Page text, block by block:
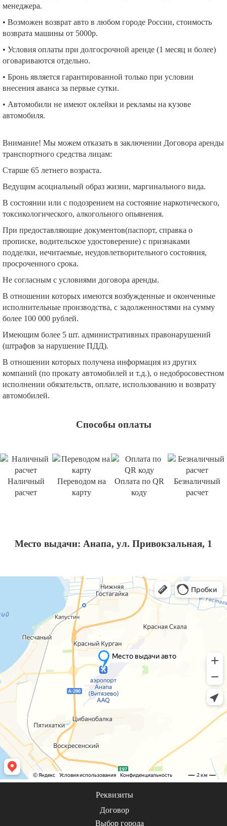
менеджера.
• Возможен возврат авто в любом городе России, стоимость
возврата машины от 5000р.
• Условия оплаты при долгосрочной аренде (1 месяц и более)
оговариваются отдельно.
• Бронь является гарантированной только при условии
внесения аванса за первые сутки.
• Автомобили не имеют оклейки и рекламы на кузове
автомобиля.
Внимание! Мы можем отказать в заключении Договора аренды
транспортного средства лицам:
Старше 65 летнего возраста.
Ведущим асоциальный образ жизни, маргинального вида.
В состоянии или с подозрением на состояние наркотического,
токсикологического, алкогольного опьянения.
При предоставляющие документов(паспорт, справка о
прописке, водительское удостоверение) с признаками
подделки, нечитаемые, неудовлетворительного состояния,
просроченного срока.
Не согласным с условиями договора аренды.
В отношении которых имеются возбужденные и оконченные
исполнительные производства, с задолженностями на сумму
более 100 000 рублей.
Имеющим более 5 шт. административных правонарушений
(штрафов за нарушение ПДД).
В отношении которых получена информация из других
компаний (по прокату автомобилей и т.д.), о недобросовестном
исполнении обязательств, оплате, использованию и возврату
автомобилей.
Способы оплаты
Наличный
расчет
Переводом на
карту
Оплата по QR
коду
Безналичный
расчет
Место выдачи: Анапа, ул. Привокзальная, 1
Реквизиты
Договор
Выбор города